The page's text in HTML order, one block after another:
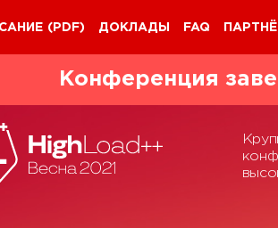
(PDF) ДОКЛАДЫ FAQ
Конференция